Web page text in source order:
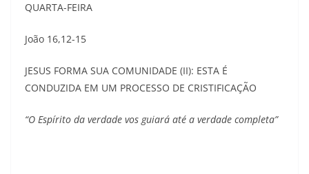
QUARTA-FEIRA
João 16,12-15
JESUS FORMA SUA COMUNIDADE (II): ESTA É
CONDUZIDA EM UM PROCESSO DE CRISTIFICAÇÃO
“O Espírito da verdade vos guiará até a verdade completa”